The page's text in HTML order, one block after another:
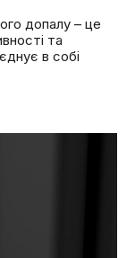
допалу – це
та
в собі